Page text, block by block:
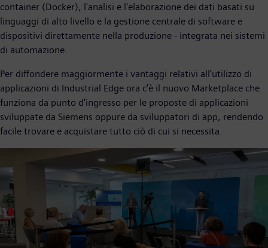
container (Docker), l'analisi e l'elaborazione dei dati basati su
linguaggi di alto livello e la gestione centrale di software e
dispositivi direttamente nella produzione - integrata nei sistemi
di automazione.
Per diffondere maggiormente i vantaggi relativi all’utilizzo di
applicazioni di Industrial Edge ora c’è il nuovo Marketplace che
funziona da punto d'ingresso per le proposte di applicazioni
sviluppate da Siemens oppure da sviluppatori di app, rendendo
facile trovare e acquistare tutto ciò di cui si necessita.